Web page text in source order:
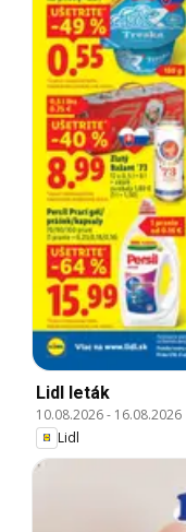
Lidl leták
10.08.2026- 16.08.2026
Lidl